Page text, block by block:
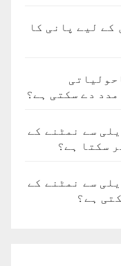
کے لیے پانی کا
دے سکتی ہے؟
سے نمٹنے کے
سکتا ہے؟
سے نمٹنے کے
ہے؟